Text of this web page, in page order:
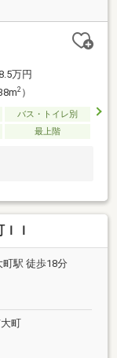
万円
2）
バス・トイレ別
最上階
Ｉ
駅 徒歩18分
町